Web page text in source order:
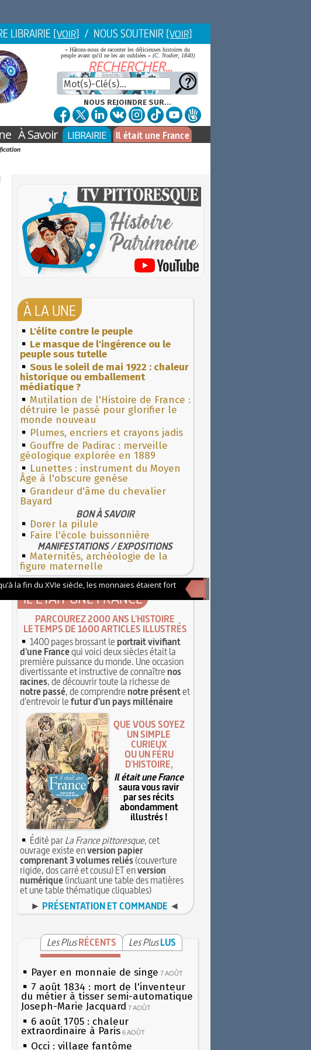
LIBRAIRIE [VOIR] / NOUS SOUTENIR [VOIR]
« Hâtons-nous de raconter les délicieuses histoires du
peuple avant qu'il ne les ait oubliées » (C. Nodier, 1840)
NOUS REJOINDRE SUR...
À Savoir LIBRAIRIE Il était une France
À LA UNE
L'élite contre le peuple
Le masque de l'ingérence ou le
peuple sous tutelle
Sous le soleil de mai 1922 : chaleur
historique ou emballement
médiatique ?
Mutilation de l'Histoire de France :
détruire le passé pour glorifier le
monde nouveau
Plumes, encriers et crayons jadis
Gouffre de Padirac : merveille
géologique explorée en 1889
Lunettes : instrument du Moyen
Âge à l'obscure genèse
Grandeur d'âme du chevalier
Bayard
BON À SAVOIR
Dorer la pilule
Faire l'école buissonnière
MANIFESTATIONS / EXPOSITIONS
Maternités, archéologie de la
figure maternelle
IL ÉTAIT UNE FRANCE
PARCOUREZ 2000 ANS L'HISTOIRE
LE TEMPS DE 1600 ARTICLES ILLUSTRÉS
1400 pages brossant leportrait vivifiant
d'une Francequi voici deux siècles était la
première puissance du monde. Une occasion
divertissante et instructive de connaîtrenos
racines, de découvrir toute la richesse de
notre passé, de comprendrenotre présentet
d'entrevoir lefutur d'un pays millénaire
QUE VOUS SOYEZ
UN SIMPLE
CURIEUX
OU UN FÉRU
D'HISTOIRE,
Il était une France
saura vous ravir
par ses récits
abondamment
illustrés !
Édité parLa France pittoresque, cet
ouvrage existe enversion papier
comprenant 3 volumes reliés(couverture
rigide, dos carré et cousu) ET enversion
numérique(incluant une table des matières
et une table thématique cliquables)
► PRÉSENTATION ET COMMANDE ◄
Les Plus RÉCENTS Les Plus LUS
Payer en monnaie de singe 7 AOÛT
7 août 1834 : mort de l'inventeur
du métier à tisser semi-automatique
Joseph-Marie Jacquard 7 AOÛT
6 août 1705 : chaleur
extraordinaire à Paris 6 AOÛT
Occi : village fantôme